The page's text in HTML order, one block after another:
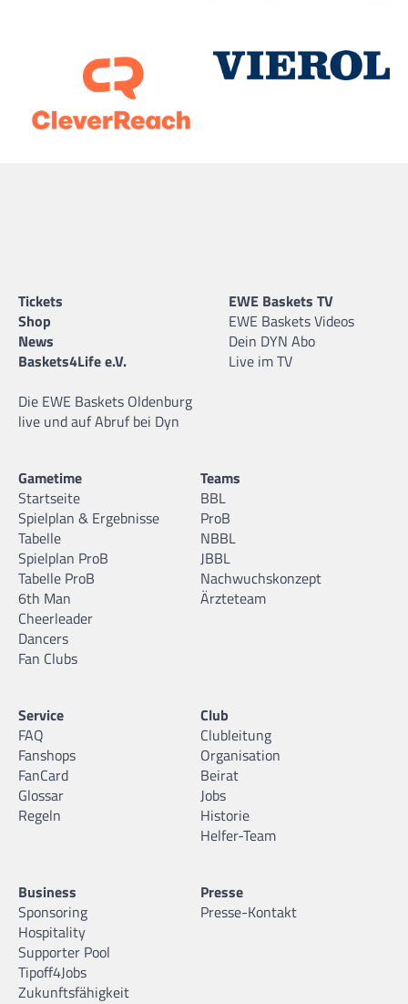
Tickets
Shop
News
Baskets4Life e.V.
Die EWE Baskets Oldenburg
live und auf Abruf bei Dyn
EWE Baskets TV
EWE Baskets Videos
Dein DYN Abo
Live im TV
Gametime
Startseite
Spielplan & Ergebnisse
Tabelle
Spielplan ProB
Tabelle ProB
6th Man
Cheerleader
Dancers
Fan Clubs
Teams
BBL
ProB
NBBL
JBBL
Nachwuchskonzept
Ärzteteam
Service
FAQ
Fanshops
FanCard
Glossar
Regeln
Club
Clubleitung
Organisation
Beirat
Jobs
Historie
Helfer-Team
Business
Sponsoring
Hospitality
Supporter Pool
Tipoff4Jobs
Zukunftsfähigkeit
Presse
Presse-Kontakt